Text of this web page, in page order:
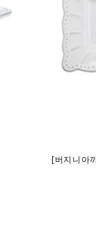
[버지니아